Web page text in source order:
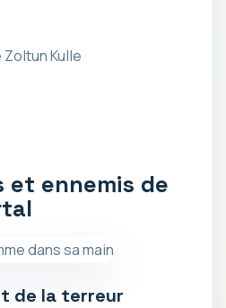
Kulle
et ennemis de
de la terreur